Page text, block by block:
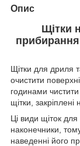
Опис
Щітки
Щітки для дриля
очистити
годинами чистити
щітки,
Ці види щіток
наконечники,
наведенні його